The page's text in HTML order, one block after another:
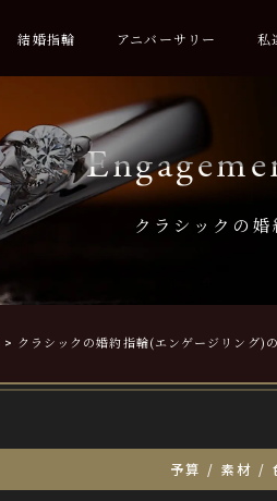
結婚指輪 アニバーサリー 私
クラシックの
クラシックの婚約指輪(エンゲージリング)
予算 / 素材 /